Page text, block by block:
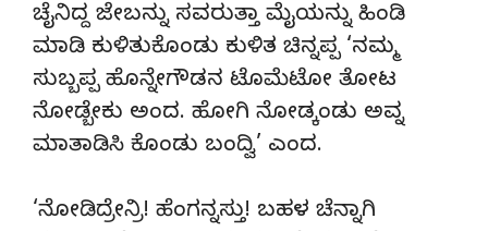
ಚೈನಿದ್ದ ಜೇಬನ್ನು ಸವರುತ್ತಾ ಮೈಯನ್ನು ಹಿಂಡಿ
ಮಾಡಿ ಕುಳಿತುಕೊಂಡು ಕುಳಿತ ಚಿನ್ನಪ್ಪ ‘ನಮ್ಮ
ಸುಬ್ಬಪ್ಪ ಹೊನ್ನೇಗೌಡನ ಟೊಮೆಟೋ ತೋಟ
ನೋಡ್ಬೇಕು ಅಂದ. ಹೋಗಿ ನೋಡ್ಕಂಡು ಅವ್ನ
ಮಾತಾಡಿಸಿ ಕೊಂಡು ಬಂದ್ವಿ’ ಎಂದ.
‘ನೋಡಿದ್ರೇನ್ರಿ! ಹೆಂಗನ್ನಸ್ತು! ಬಹಳ ಚೆನ್ನಾಗಿ